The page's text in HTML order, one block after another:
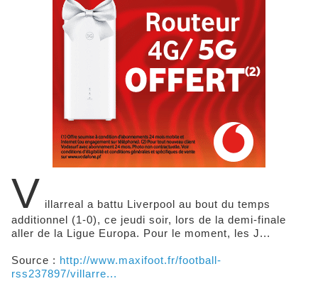
V illarreal a battu Liverpool au bout du temps
additionnel (1-0), ce jeudi soir, lors de la demi-finale
aller de la Ligue Europa. Pour le moment, les J...
Source : http://www.maxifoot.fr/football-
rss237897/villarre...